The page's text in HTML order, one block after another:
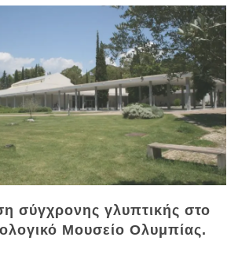
σύγχρονης γλυπτικής στο
Μουσείο Ολυμπίας.